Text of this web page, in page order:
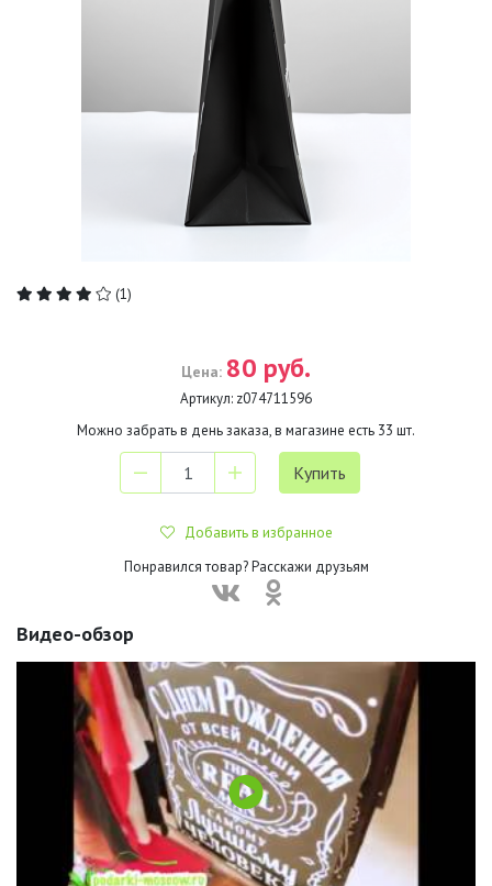
(1)
Цена: 80 руб.
Артикул: z074711596
Можно забрать в день заказа, в магазине есть 33 шт.
Добавить в избранное
Понравился товар? Расскажи друзьям
Видео-обзор